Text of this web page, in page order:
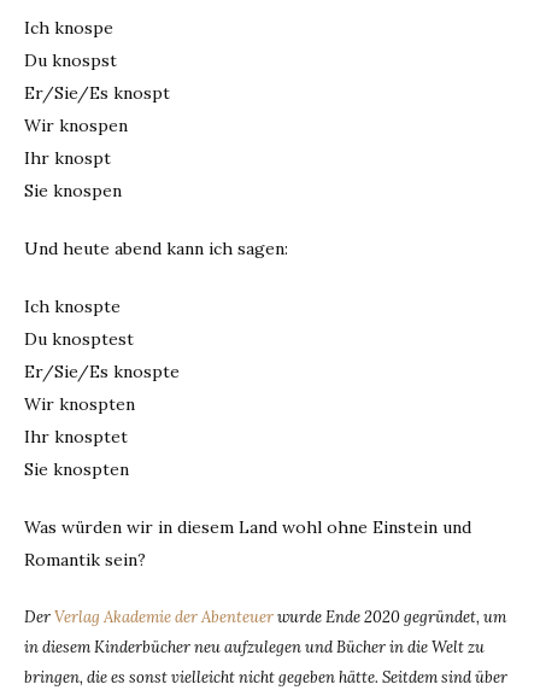
Ich knospe
Du knospst
Er/Sie/Es knospt
Wir knospen
Ihr knospt
Sie knospen
Und heute abend kann ich sagen:
Ich knospte
Du knosptest
Er/Sie/Es knospte
Wir knospten
Ihr knosptet
Sie knospten
Was würden wir in diesem Land wohl ohne Einstein und
Romantik sein?
DerVerlag Akademie der Abenteuerwurde Ende 2020 gegründet, um
in diesem Kinderbücher neu aufzulegen und Bücher in die Welt zu
bringen, die es sonst vielleicht nicht gegeben hätte. Seitdem sind über